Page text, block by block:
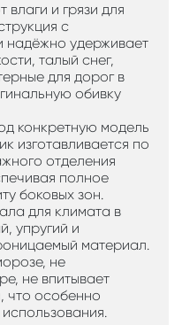
и грязи для
с
надёжно удерживает
талый снег,
для дорог в
обивку
конкретную модель
изготавливается по
отделения
полное
боковых зон.
для климата в
упругий и
материал.
не
не впитывает
что особенно